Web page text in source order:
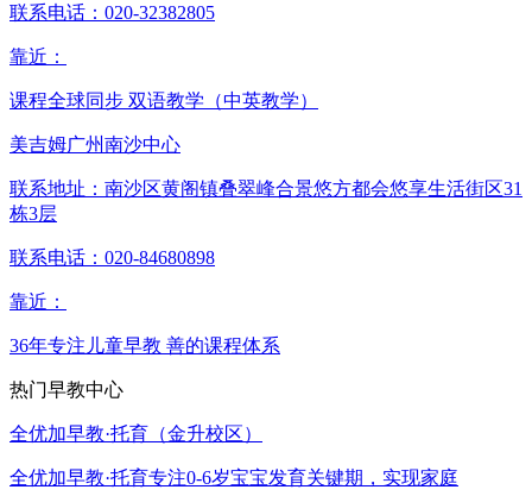
联系电话： 020-32382805
靠近：
课程全球同步 双语教学（中英教学）
美吉姆广州南沙中心
联系地址： 南沙区黄阁镇叠翠峰合景悠方都会悠享生活街区31
栋3层
联系电话： 020-84680898
靠近：
36年专注儿童早教 善的课程体系
热门早教中心
全优加早教·托育（金升校区）
全优加早教·托育专注0-6岁宝宝发育关键期，实现家庭